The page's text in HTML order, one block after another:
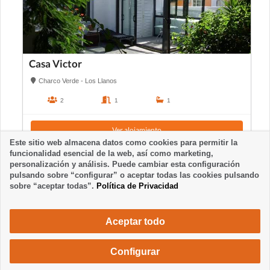
Casa Victor
Charco Verde - Los Llanos
2 1 1
Ver alojamiento
560 €/ semana
Este sitio web almacena datos como cookies para permitir la
funcionalidad esencial de la web, así como marketing,
personalización y análisis. Puede cambiar esta configuración
pulsando sobre “configurar” o aceptar todas las cookies pulsando
sobre “aceptar todas”. Política de Privacidad
Aceptar todo
Configurar